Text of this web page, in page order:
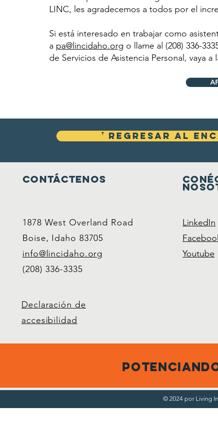
LINC, les agradecemos a todos por el
Si está interesado en trabajar como
a pa@lincidaho.org o llame al (208) 336-
de Servicios de Asistencia Personal, vaya a
Contáctenos
1878 West Overland Road
Boise, Idaho 83705
info@lincidaho.org
(208) 336-3335
LinkedIn
Youtube
Declaración de
accesibilidad
© 2024 por Living
ꜛ Regresar al